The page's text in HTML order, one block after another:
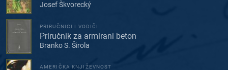
Josef Škvorecký
PRIRUČNICI I VODIČI
Priručnik za armirani beton
Branko S. Širola
AMERIČKA KNJIŽEVNOST